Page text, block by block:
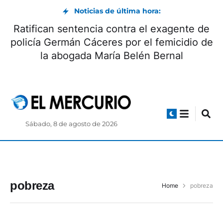
Noticias de última hora:
Ratifican sentencia contra el exagente de
policía Germán Cáceres por el femicidio de
la abogada María Belén Bernal
Sábado, 8 de agosto de 2026
pobreza Home pobreza